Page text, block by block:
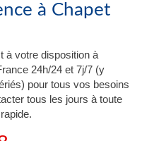
à Chapet
à votre disposition à
24h/24 et 7j/7 (y
pour tous vos besoins
tous les jours à toute